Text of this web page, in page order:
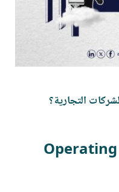
التجارية؟
Operating